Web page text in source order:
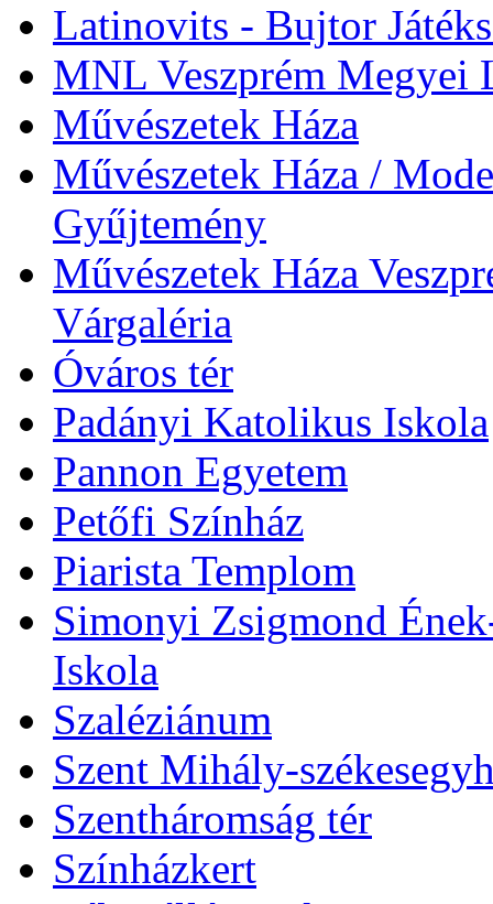
Latinovits - Bujtor
MNL Veszprém Megyei
Művészetek Háza
Művészetek Háza /
Gyűjtemény
Művészetek Háza
Várgaléria
Óváros tér
Padányi Katolikus Iskola
Pannon Egyetem
Petőfi Színház
Piarista Templom
Simonyi Zsigmond
Iskola
Szaléziánum
Szent Mihály-
Szentháromság tér
Színházkert